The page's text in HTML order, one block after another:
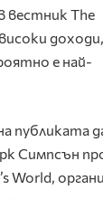
вестник The
доходи,
е най-
публиката
Симпсън